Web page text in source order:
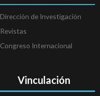
Dirección de Investigación
Revistas
Congreso Internacional
Vinculación